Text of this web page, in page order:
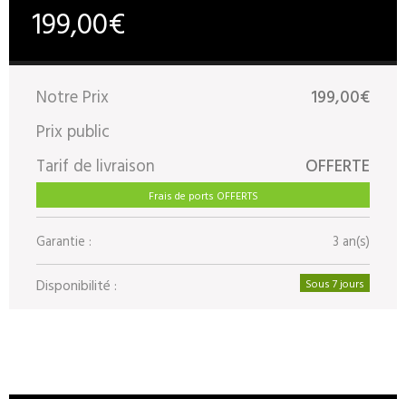
199,00€
Notre Prix
199,00€
Prix public
Tarif de livraison
OFFERTE
Frais de ports OFFERTS
Garantie : 3 an(s)
Disponibilité : Sous 7 jours